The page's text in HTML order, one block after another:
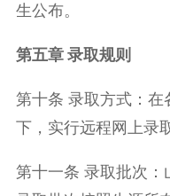
生公布。
第五章 录取规则
第十条 录取方式：在
下，实行远程网上录取
第十一条 录取批次：